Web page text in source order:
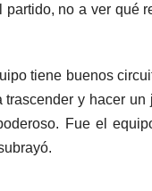
no a ver qué
tiene buenos
y hacer
Fue el